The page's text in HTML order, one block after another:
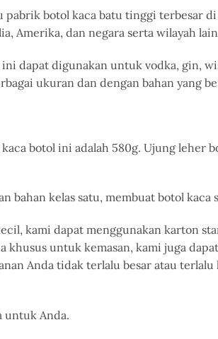
pabrik botol kaca batu tinggi terbesar
Amerika, dan negara serta wilayah
dapat digunakan untuk vodka, gin,
ukuran dan dengan bahan yang
botol ini adalah 580g. Ujung leher
kelas satu, membuat botol kaca
kami dapat menggunakan karton
untuk kemasan, kami juga
Anda tidak terlalu besar atau
untuk Anda.